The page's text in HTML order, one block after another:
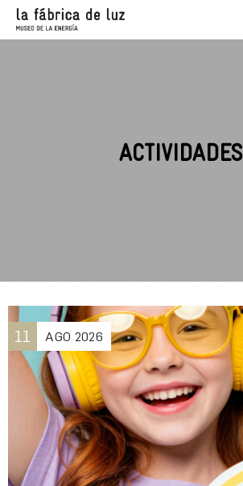
ACTIVIDADES
11 AGO 2026